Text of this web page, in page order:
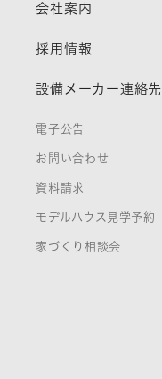
会社案内
採用情報
設備メーカー連絡先
電子公告
お問い合わせ
資料請求
モデルハウス見学予約
家づくり相談会